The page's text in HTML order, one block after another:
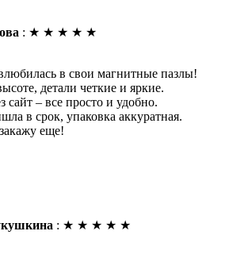
: ★ ★ ★ ★ ★
в свои магнитные пазлы!
детали четкие и яркие.
сайт – все просто и удобно.
в срок, упаковка аккуратная.
еще!
: ★ ★ ★ ★ ★